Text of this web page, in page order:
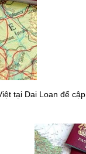
tại Dai Loan để cập